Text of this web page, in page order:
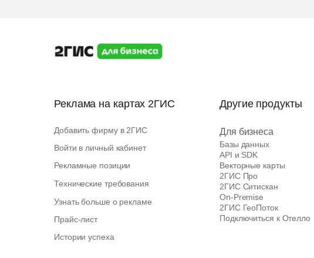
Добавить фирму в 2ГИС
Войти в личный кабинет
Другие продукты
Реклама на картах 2ГИС
Технические требования
Рекламные позиции
Узнать больше о рекламе
Прайс-лист
Истории успеха
Для бизнеса
Базы данных
API и SDK
Векторные карты
2ГИС Про
2ГИС Ситискан
On-Premise
2ГИС ГеоПоток
Подключиться к Отелло